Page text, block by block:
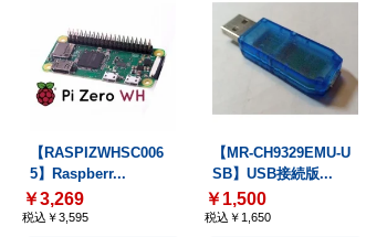
【RASPIZWHSC006
5】Raspberr...
￥3,269
税込￥3,595
【MR-CH9329EMU-U
SB】USB接続版...
￥1,500
税込￥1,650